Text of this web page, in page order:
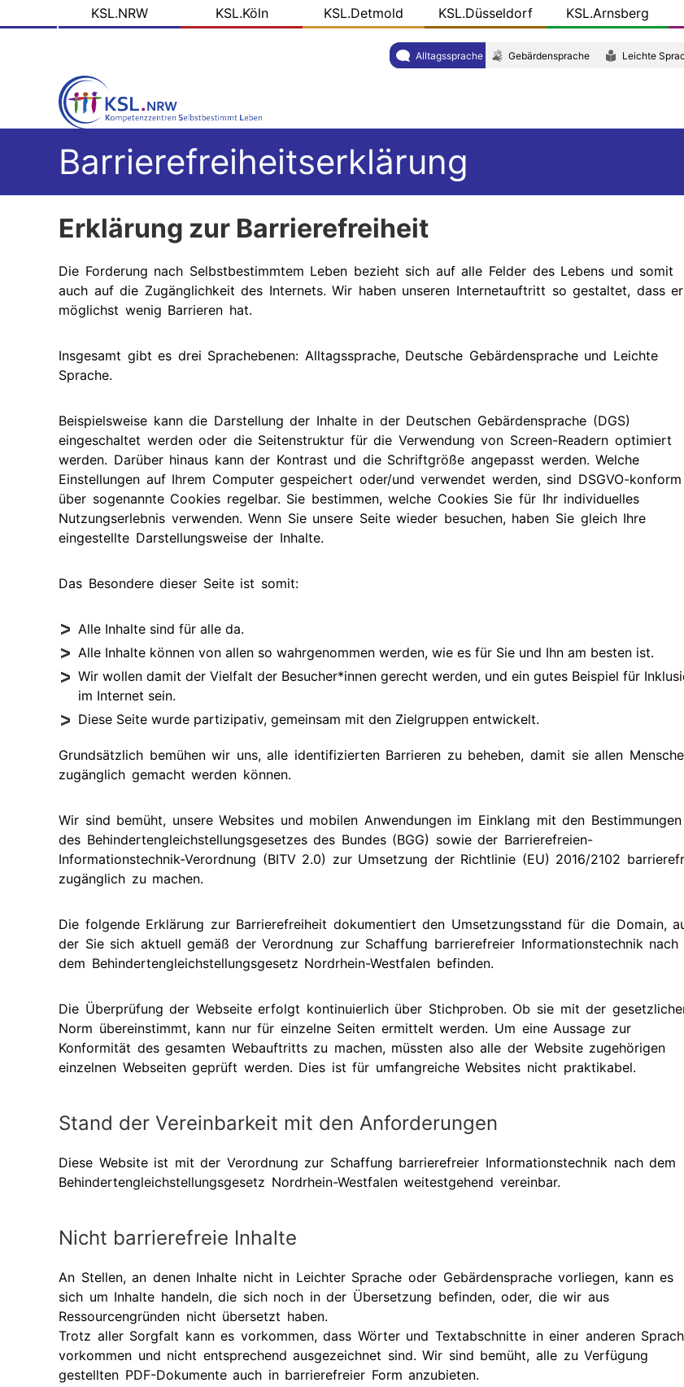
zum
KSLKSL.NRW KSL.Köln KSL.Detmold KSL.Düsseldorf KSL.Arnsberg
Alltagssprache Gebärdensprache Leichte
Barrierefreiheitserklärung
Erklärung zur Barrierefreiheit
Die Forderung nach Selbstbestimmtem Leben bezieht sich auf alle Felder des Lebens und somit
auch auf die Zugänglichkeit des Internets. Wir haben unseren Internetauftritt so gestaltet, dass er
möglichst wenig Barrieren hat.
Insgesamt gibt es drei Sprachebenen: Alltagssprache, Deutsche Gebärdensprache und Leichte
Sprache.
Beispielsweise kann die Darstellung der Inhalte in der Deutschen Gebärdensprache (DGS)
eingeschaltet werden oder die Seitenstruktur für die Verwendung von Screen-Readern optimiert
werden. Darüber hinaus kann der Kontrast und die Schriftgröße angepasst werden. Welche
Einstellungen auf Ihrem Computer gespeichert oder/und verwendet werden, sind DSGVO-konform
über sogenannte Cookies regelbar. Sie bestimmen, welche Cookies Sie für Ihr individuelles
Nutzungserlebnis verwenden. Wenn Sie unsere Seite wieder besuchen, haben Sie gleich Ihre
eingestellte Darstellungsweise der Inhalte.
Das Besondere dieser Seite ist somit:
Alle Inhalte sind für alle da.
Alle Inhalte können von allen so wahrgenommen werden, wie es für Sie und Ihn am besten ist.
Wir wollen damit der Vielfalt der Besucher*innen gerecht werden, und ein gutes Beispiel für
im Internet sein.
Diese Seite wurde partizipativ, gemeinsam mit den Zielgruppen entwickelt.
Grundsätzlich bemühen wir uns, alle identifizierten Barrieren zu beheben, damit sie allen
zugänglich gemacht werden können.
Wir sind bemüht, unsere Websites und mobilen Anwendungen im Einklang mit den Bestimmungen
des Behindertengleichstellungsgesetzes des Bundes (BGG) sowie der Barrierefreien-
Informationstechnik-Verordnung (BITV 2.0) zur Umsetzung der Richtlinie (EU) 2016/2102
zugänglich zu machen.
Die folgende Erklärung zur Barrierefreiheit dokumentiert den Umsetzungsstand für die Domain,
der Sie sich aktuell gemäß der Verordnung zur Schaffung barrierefreier Informationstechnik nach
dem Behindertengleichstellungsgesetz Nordrhein-Westfalen befinden.
Die Überprüfung der Webseite erfolgt kontinuierlich über Stichproben. Ob sie mit der
Norm übereinstimmt, kann nur für einzelne Seiten ermittelt werden. Um eine Aussage zur
Konformität des gesamten Webauftritts zu machen, müssten also alle der Website zugehörigen
einzelnen Webseiten geprüft werden. Dies ist für umfangreiche Websites nicht praktikabel.
Stand der Vereinbarkeit mit den Anforderungen
Diese Website ist mit der Verordnung zur Schaffung barrierefreier Informationstechnik nach dem
Behindertengleichstellungsgesetz Nordrhein-Westfalen weitestgehend vereinbar.
Nicht barrierefreie Inhalte
An Stellen, an denen Inhalte nicht in Leichter Sprache oder Gebärdensprache vorliegen, kann es
sich um Inhalte handeln, die sich noch in der Übersetzung befinden, oder, die wir aus
Ressourcengründen nicht übersetzt haben.
Trotz aller Sorgfalt kann es vorkommen, dass Wörter und Textabschnitte in einer anderen
vorkommen und nicht entsprechend ausgezeichnet sind. Wir sind bemüht, alle zu Verfügung
gestellten PDF-Dokumente auch in barrierefreier Form anzubieten.